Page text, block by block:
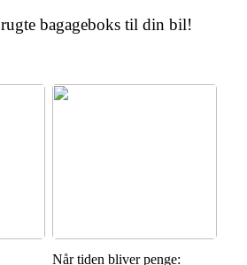
bagageboks til din bil!
Når tiden bliver penge: